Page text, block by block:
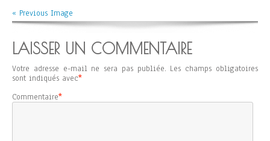
« Previous Image
LAISSER UN COMMENTAIRE
Votre adresse e-mail ne sera pas publiée. Les champs obligatoires
sont indiqués avec*
Commentaire*